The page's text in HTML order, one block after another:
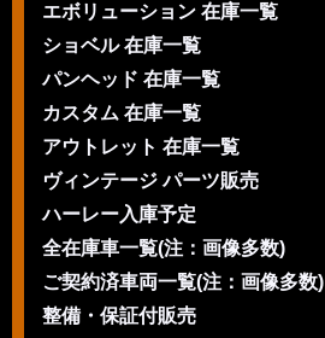
エボリューション 在庫一覧
ショベル 在庫一覧
パンヘッド 在庫一覧
カスタム 在庫一覧
アウトレット 在庫一覧
ヴィンテージ パーツ販売
ハーレー入庫予定
全在庫車一覧(注：画像多数)
ご契約済車両一覧(注：画像多数)
整備・保証付販売